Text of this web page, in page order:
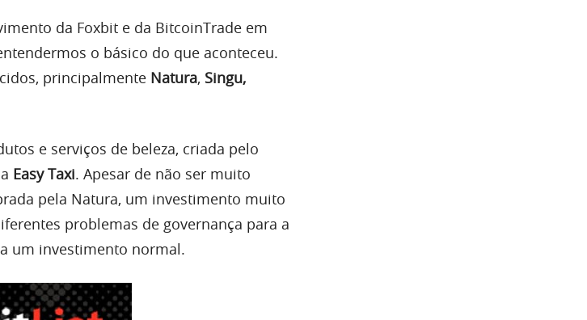
da Foxbit e da BitcoinTrade em
o básico do que aconteceu.
principalmente Natura, Singu,
e serviços de beleza, criada pelo
Easy Taxi. Apesar de não ser muito
pela Natura, um investimento muito
problemas de governança para a
um investimento normal.